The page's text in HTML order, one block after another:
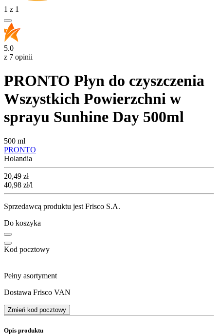
1 z 1
5.0
z 7 opinii
PRONTO Płyn do czyszczenia
Wszystkich Powierzchni w
sprayu Sunhine Day 500ml
500 ml
PRONTO
Holandia
Cena
20,49 zł
40,98 zł/l
Sprzedawcą produktu jest Frisco S.A.
Do koszyka
Kod pocztowy
Pełny asortyment
Dostawa Frisco VAN
Zmień kod pocztowy
Opis produktu